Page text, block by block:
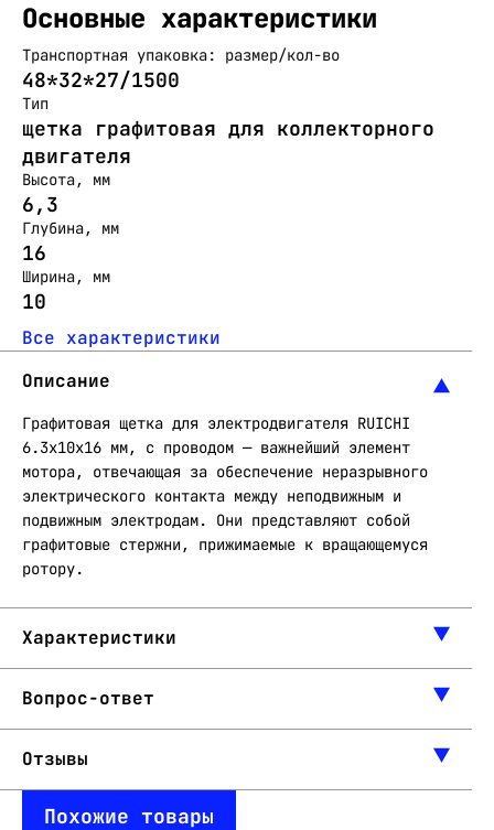
Основные характеристики
Транспортная упаковка: размер/кол-во
48*32*27/1500
Тип
щетка графитовая для коллекторного
двигателя
Высота, мм
6,3
Глубина, мм
16
Ширина, мм
10
Все характеристики
Описание
Графитовая щетка для электродвигателя RUICHI
6.3x10x16 мм, с проводом — важнейший элемент
мотора, отвечающая за обеспечение неразрывного
электрического контакта между неподвижным и
подвижным электродам. Они представляют собой
графитовые стержни, прижимаемые к вращающемуся
ротору.
Характеристики
Вопрос-ответ
Отзывы
Похожие товары